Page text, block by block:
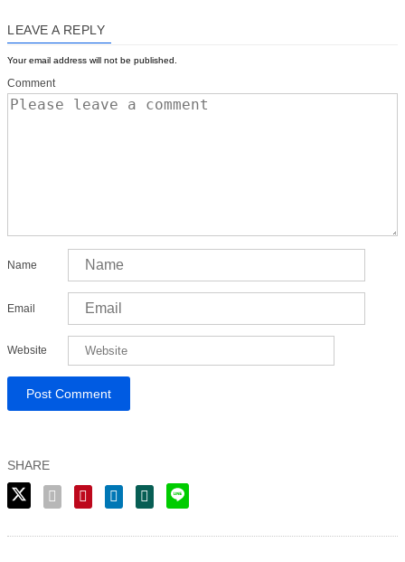
LEAVE A REPLY
Your email address will not be published.
Comment
Name
Email
Website